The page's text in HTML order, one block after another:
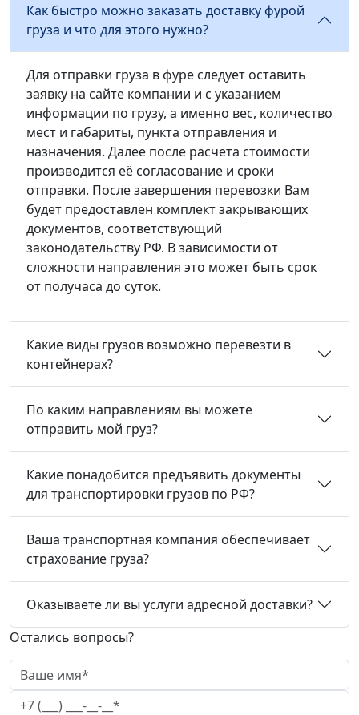
Как быстро можно заказать доставку фурой
груза и что для этого нужно?
Для отправки груза в фуре следует оставить
заявку на сайте компании и с указанием
информации по грузу, а именно вес, количество
мест и габариты, пункта отправления и
назначения. Далее после расчета стоимости
производится её согласование и сроки
отправки. После завершения перевозки Вам
будет предоставлен комплект закрывающих
документов, соответствующий
законодательству РФ. В зависимости от
сложности направления это может быть срок
от получаса до суток.
Какие виды грузов возможно перевезти в
контейнерах?
По каким направлениям вы можете
отправить мой груз?
Какие понадобится предъявить документы
для транспортировки грузов по РФ?
Ваша транспортная компания обеспечивает
страхование груза?
Оказываете ли вы услуги адресной доставки?
Остались вопросы?